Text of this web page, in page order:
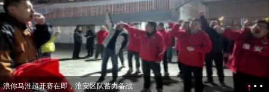
浪你马淮超开赛在即，淮安区队蓄力备战